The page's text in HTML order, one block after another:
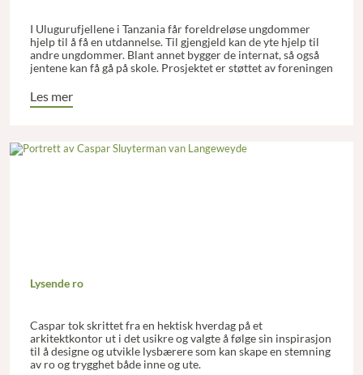
I Ulugurufjellene i Tanzania får foreldreløse ungdommer
hjelp til å få en utdannelse. Til gjengjeld kan de yte hjelp til
andre ungdommer. Blant annet bygger de internat, så også
jentene kan få gå på skole. Prosjektet er støttet av foreningen
lederen Solomon Nicholaus.
Les mer
Lysende ro
Caspar tok skrittet fra en hektisk hverdag på et
arkitektkontor ut i det usikre og valgte å følge sin inspirasjon
til å designe og utvikle lysbærere som kan skape en stemning
av ro og trygghet både inne og ute.